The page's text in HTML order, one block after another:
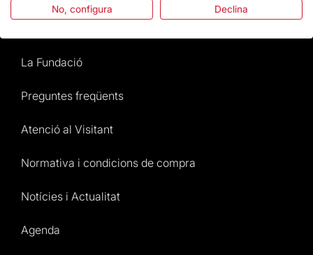
La Fundació
Preguntes freqüents
Atenció al Visitant
Normativa i condicions de compra
Notícies i Actualitat
Agenda
No, configura Declina